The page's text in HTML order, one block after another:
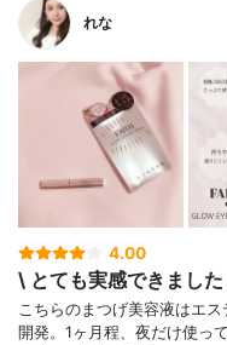
れな
4.00
\ とても実感できまし
こちらのまつげ美容液はエ
開発。1ヶ月程、夜だけ使ってみました